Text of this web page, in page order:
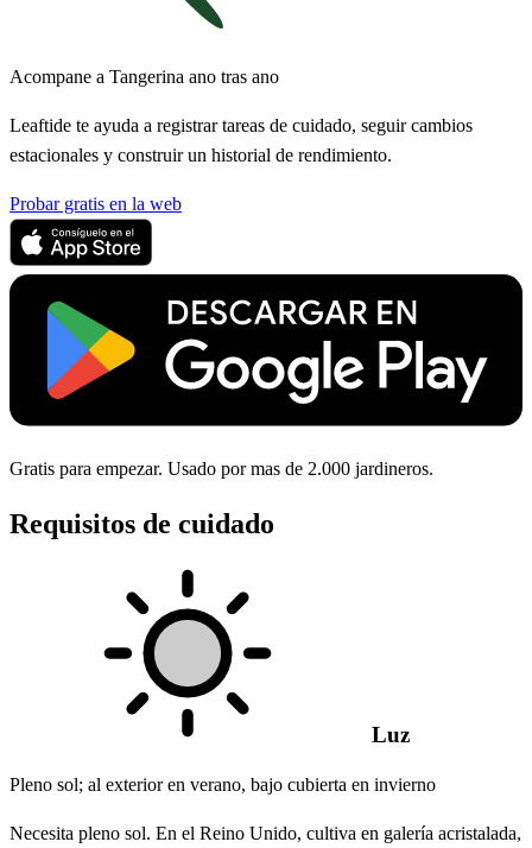
Acompane a Tangerina ano tras ano
Leaftide te ayuda a registrar tareas de cuidado, seguir cambios
estacionales y construir un historial de rendimiento.
Probar gratis en la web
Gratis para empezar. Usado por mas de 2.000 jardineros.
Requisitos de cuidado
Luz
Pleno sol; al exterior en verano, bajo cubierta en invierno
Necesita pleno sol. En el Reino Unido, cultiva en galería acristalada,